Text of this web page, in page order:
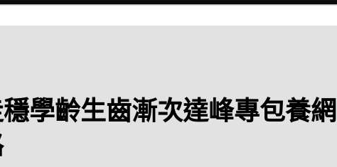
學齡生齒漸次達峰專包養網